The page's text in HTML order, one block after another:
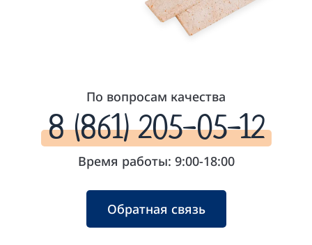
По вопросам качества
8 (861) 205-05-12
Время работы: 9:00-18:00
Обратная связь